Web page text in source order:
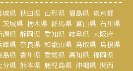
城県 秋田県 山形県 福島県 東京都
茨城県 栃木県 群馬県 富山県 石川県
潟県 静岡県 愛知県 岐阜県 大阪府
庫県 奈良県 和歌山県 鳥取県 島根県
島県 香川県 愛媛県 高知県 福岡県
分県 熊本県 鹿児島県 沖縄県 関西